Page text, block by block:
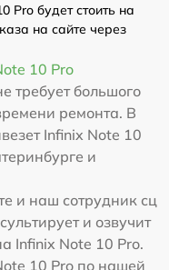
Pro будет стоить на
на сайте через
10 Pro
требует большого
ремонта. В
Infinix Note 10
и
и наш сотрудник сц
и озвучит
Infinix Note 10 Pro.
10 Pro по нашей